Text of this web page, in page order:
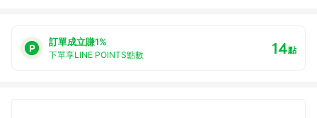
訂單成立賺1%
下單享LINE POINTS點數 14點